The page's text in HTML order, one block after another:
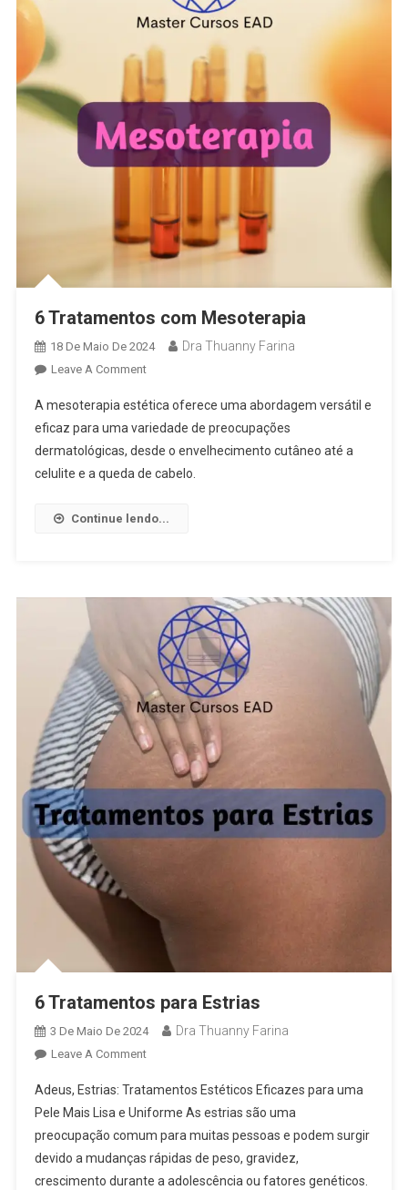
6 Tratamentos com Mesoterapia
18 De Maio De 2024 Dra Thuanny Farina
Leave A Comment
A mesoterapia estética oferece uma abordagem versátil e
eficaz para uma variedade de preocupações
dermatológicas, desde o envelhecimento cutâneo até a
celulite e a queda de cabelo.
Continue lendo...
6 Tratamentos para Estrias
3 De Maio De 2024 Dra Thuanny Farina
Leave A Comment
Adeus, Estrias: Tratamentos Estéticos Eficazes para uma
Pele Mais Lisa e Uniforme As estrias são uma
preocupação comum para muitas pessoas e podem surgir
devido a mudanças rápidas de peso, gravidez,
crescimento durante a adolescência ou fatores genéticos.